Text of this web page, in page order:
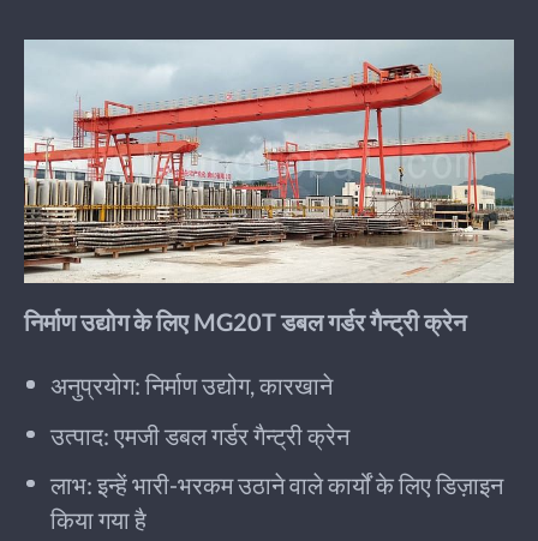
निर्माण उद्योग के लिए MG20T डबल गर्डर गैन्ट्री क्रेन
अनुप्रयोग: निर्माण उद्योग, कारखाने
उत्पाद: एमजी डबल गर्डर गैन्ट्री क्रेन
लाभ: इन्हें भारी-भरकम उठाने वाले कार्यों के लिए डिज़ाइन
किया गया है